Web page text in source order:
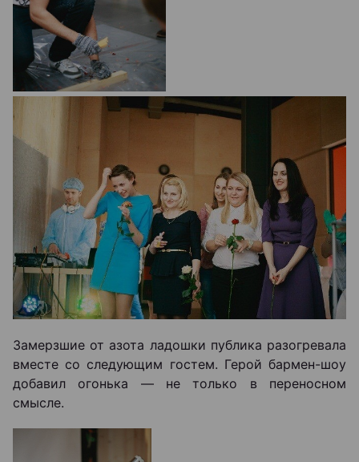
Замерзшие от азота ладошки публика разогревала
вместе со следующим гостем. Герой бармен-шоу
добавил огонька — не только в переносном
смысле.